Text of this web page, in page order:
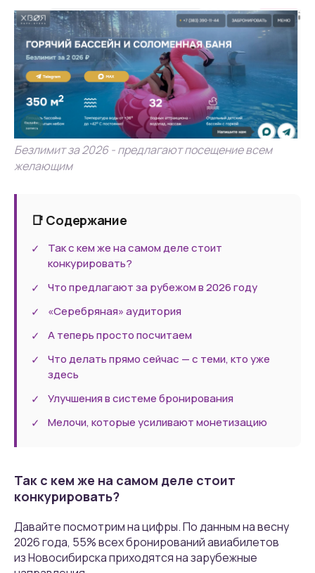
Безлимит за 2026 - предлагают посещение всем
желающим
📑 Содержание
✓
Так с кем же на самом деле стоит
конкурировать?
✓
Что предлагают за рубежом в 2026 году
✓
«Серебряная» аудитория
✓
А теперь просто посчитаем
✓
Что делать прямо сейчас — с теми, кто уже
здесь
✓
Улучшения в системе бронирования
✓
Мелочи, которые усиливают монетизацию
Так с кем же на самом деле стоит
конкурировать?
Давайте посмотрим на цифры. По данным на весну
2026 года, 55% всех бронирований авиабилетов
из Новосибирска приходятся на зарубежные